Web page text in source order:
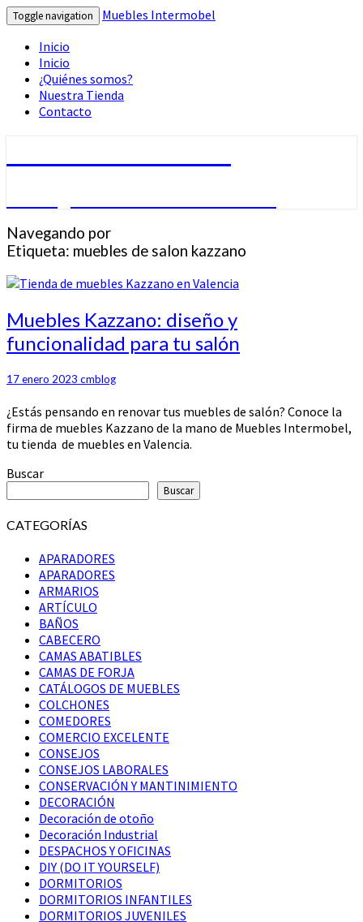
Toggle navigation
Muebles Intermobel
Inicio
Inicio
¿Quiénes somos?
Nuestra Tienda
Contacto
Navegando por
Etiqueta: muebles de salon kazzano
Muebles
Kazzano:
diseño
funcionalidad
tu
salón
Muebles Kazzano: diseño y
funcionalidad para tu salón
17 enero 2023 cmblog
¿Estás pensando en renovar tus muebles de salón? Conoce la
firma de muebles Kazzano de la mano de Muebles Intermobel,
tu tienda de muebles en Valencia.
Buscar
Buscar
CATEGORÍAS
APARADORES
APARADORES
ARMARIOS
ARTÍCULO
BAÑOS
CABECERO
CAMAS ABATIBLES
CAMAS DE FORJA
CATÁLOGOS DE MUEBLES
COLCHONES
COMEDORES
COMERCIO EXCELENTE
CONSEJOS
CONSEJOS LABORALES
CONSERVACIÓN Y MANTINIMIENTO
DECORACIÓN
Decoración de otoño
Decoración Industrial
DESPACHOS Y OFICINAS
DIY (DO IT YOURSELF)
DORMITORIOS
DORMITORIOS INFANTILES
DORMITORIOS JUVENILES